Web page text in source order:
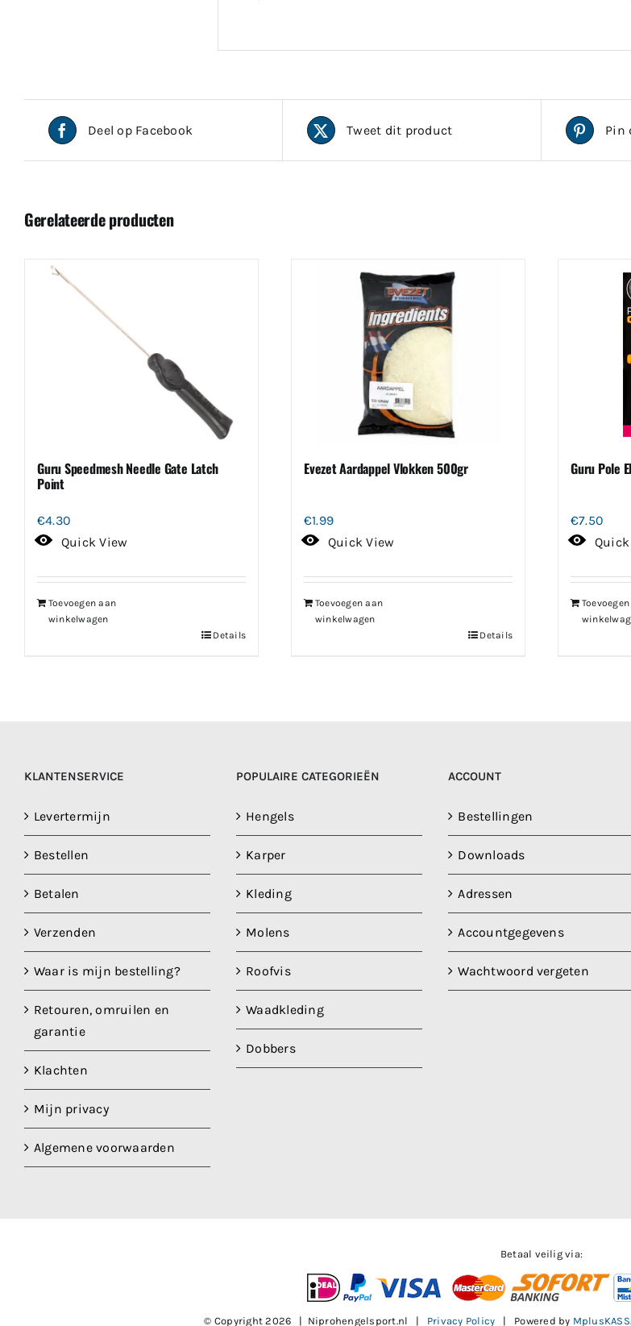
Deel op Facebook Tweet dit product Pin
Gerelateerde producten
Guru Speedmesh Needle Gate Latch
Point
€4.30
Quick View
Toevoegen aan
winkelwagen
Details
Evezet Aardappel Vlokken 500gr
€1.99
Quick View
Toevoegen aan
winkelwagen
Details
Guru Pole
€7.50
KLANTENSERVICE
Levertermijn
Bestellen
Betalen
Verzenden
Waar is mijn bestelling?
Retouren, omruilen en
garantie
Klachten
Mijn privacy
Algemene voorwaarden
POPULAIRE CATEGORIEËN
Hengels
Karper
Kleding
Molens
Roofvis
Waadkleding
Dobbers
ACCOUNT
Bestellingen
Downloads
Adressen
Accountgegevens
Wachtwoord vergeten
Betaal veilig via:
© Copyright2026 | Niprohengelsport.nl | Privacy Policy | Powered by